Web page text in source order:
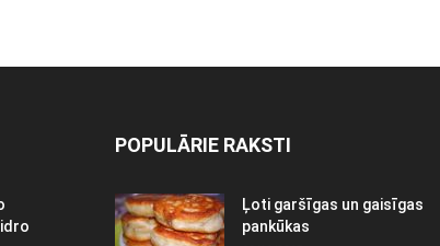
POPULĀRIE RAKSTI
Ļoti garšīgas un gaisīgas
pankūkas